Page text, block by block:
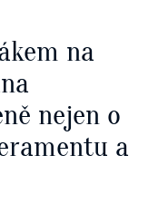
na
nejen o
a